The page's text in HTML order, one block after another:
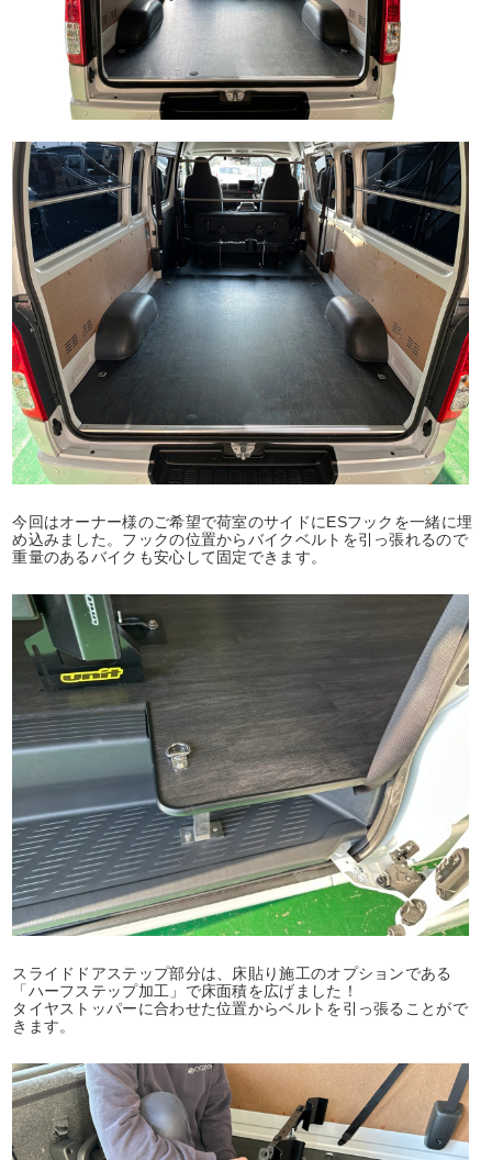
今回はオーナー様のご希望で荷室のサイドにESフックを一緒に埋
め込みました。フックの位置からバイクベルトを引っ張れるので
重量のあるバイクも安心して固定できます。
スライドドアステップ部分は、床貼り施工のオプションである
「ハーフステップ加工」で床面積を広げました！
タイヤストッパーに合わせた位置からベルトを引っ張ることがで
きます。